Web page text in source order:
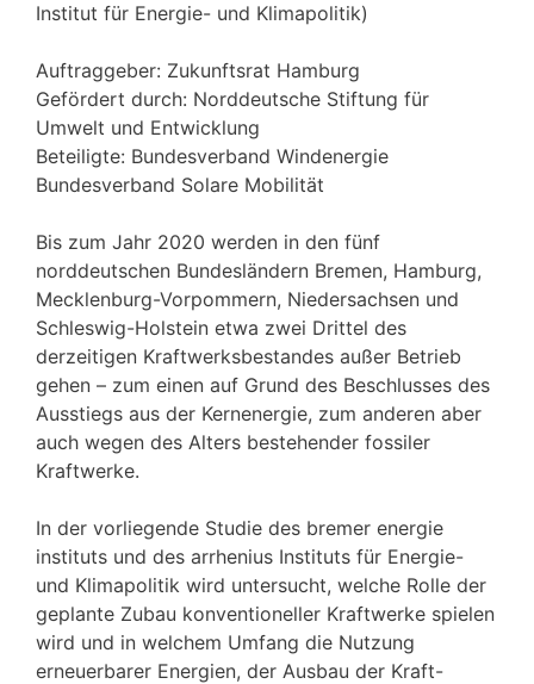
Institut für Energie- und Klimapolitik)
Auftraggeber: Zukunftsrat Hamburg
Gefördert durch: Norddeutsche Stiftung für
Umwelt und Entwicklung
Beteiligte: Bundesverband Windenergie
Bundesverband Solare Mobilität
Bis zum Jahr 2020 werden in den fünf
norddeutschen Bundesländern Bremen, Hamburg,
Mecklenburg-Vorpommern, Niedersachsen und
Schleswig-Holstein etwa zwei Drittel des
derzeitigen Kraftwerksbestandes außer Betrieb
gehen – zum einen auf Grund des Beschlusses des
Ausstiegs aus der Kernenergie, zum anderen aber
auch wegen des Alters bestehender fossiler
Kraftwerke.
In der vorliegende Studie des bremer energie
instituts und des arrhenius Instituts für Energie-
und Klimapolitik wird untersucht, welche Rolle der
geplante Zubau konventioneller Kraftwerke spielen
wird und in welchem Umfang die Nutzung
erneuerbarer Energien, der Ausbau der Kraft-